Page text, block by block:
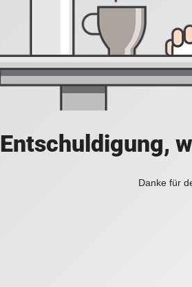
Entschuldigung,
Danke für